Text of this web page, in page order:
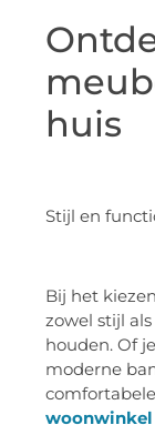
huis
Stijl en
Bij het
zowel stijl
houden. Of
moderne
woonwinkel